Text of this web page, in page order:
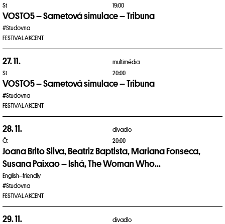
St
19:00
VOSTO5 – Sametová simulace – Tribuna
#Studovna
FESTIVAL AKCENT
27. 11.
St
multimédia
20:00
VOSTO5 – Sametová simulace – Tribuna
#Studovna
FESTIVAL AKCENT
28. 11.
Čt
divadlo
20:00
Joana Brito Silva, Beatriz Baptista, Mariana Fonseca,
Susana Paixao – Ishá, The Woman Who...
English–friendly
#Studovna
FESTIVAL AKCENT
29. 11.
divadlo